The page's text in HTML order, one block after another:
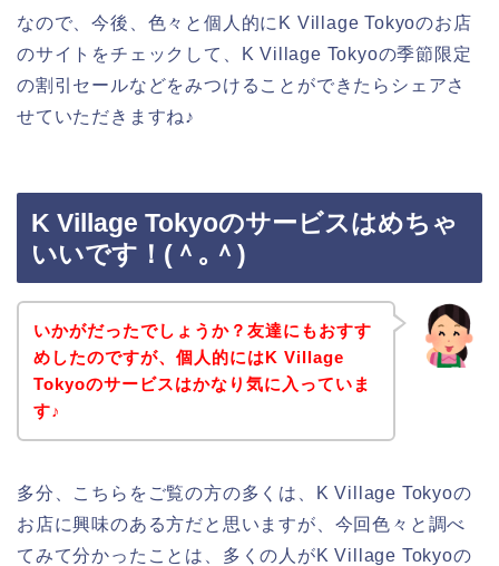
なので、今後、色々と個人的にK Village Tokyoのお店
のサイトをチェックして、K Village Tokyoの季節限定
の割引セールなどをみつけることができたらシェアさ
せていただきますね♪
K Village Tokyoのサービスはめちゃ
いいです！(＾｡＾)
いかがだったでしょうか？友達にもおすす
めしたのですが、個人的にはK Village
Tokyoのサービスはかなり気に入っていま
す♪
多分、こちらをご覧の方の多くは、K Village Tokyoの
お店に興味のある方だと思いますが、今回色々と調べ
てみて分かったことは、多くの人がK Village Tokyoの